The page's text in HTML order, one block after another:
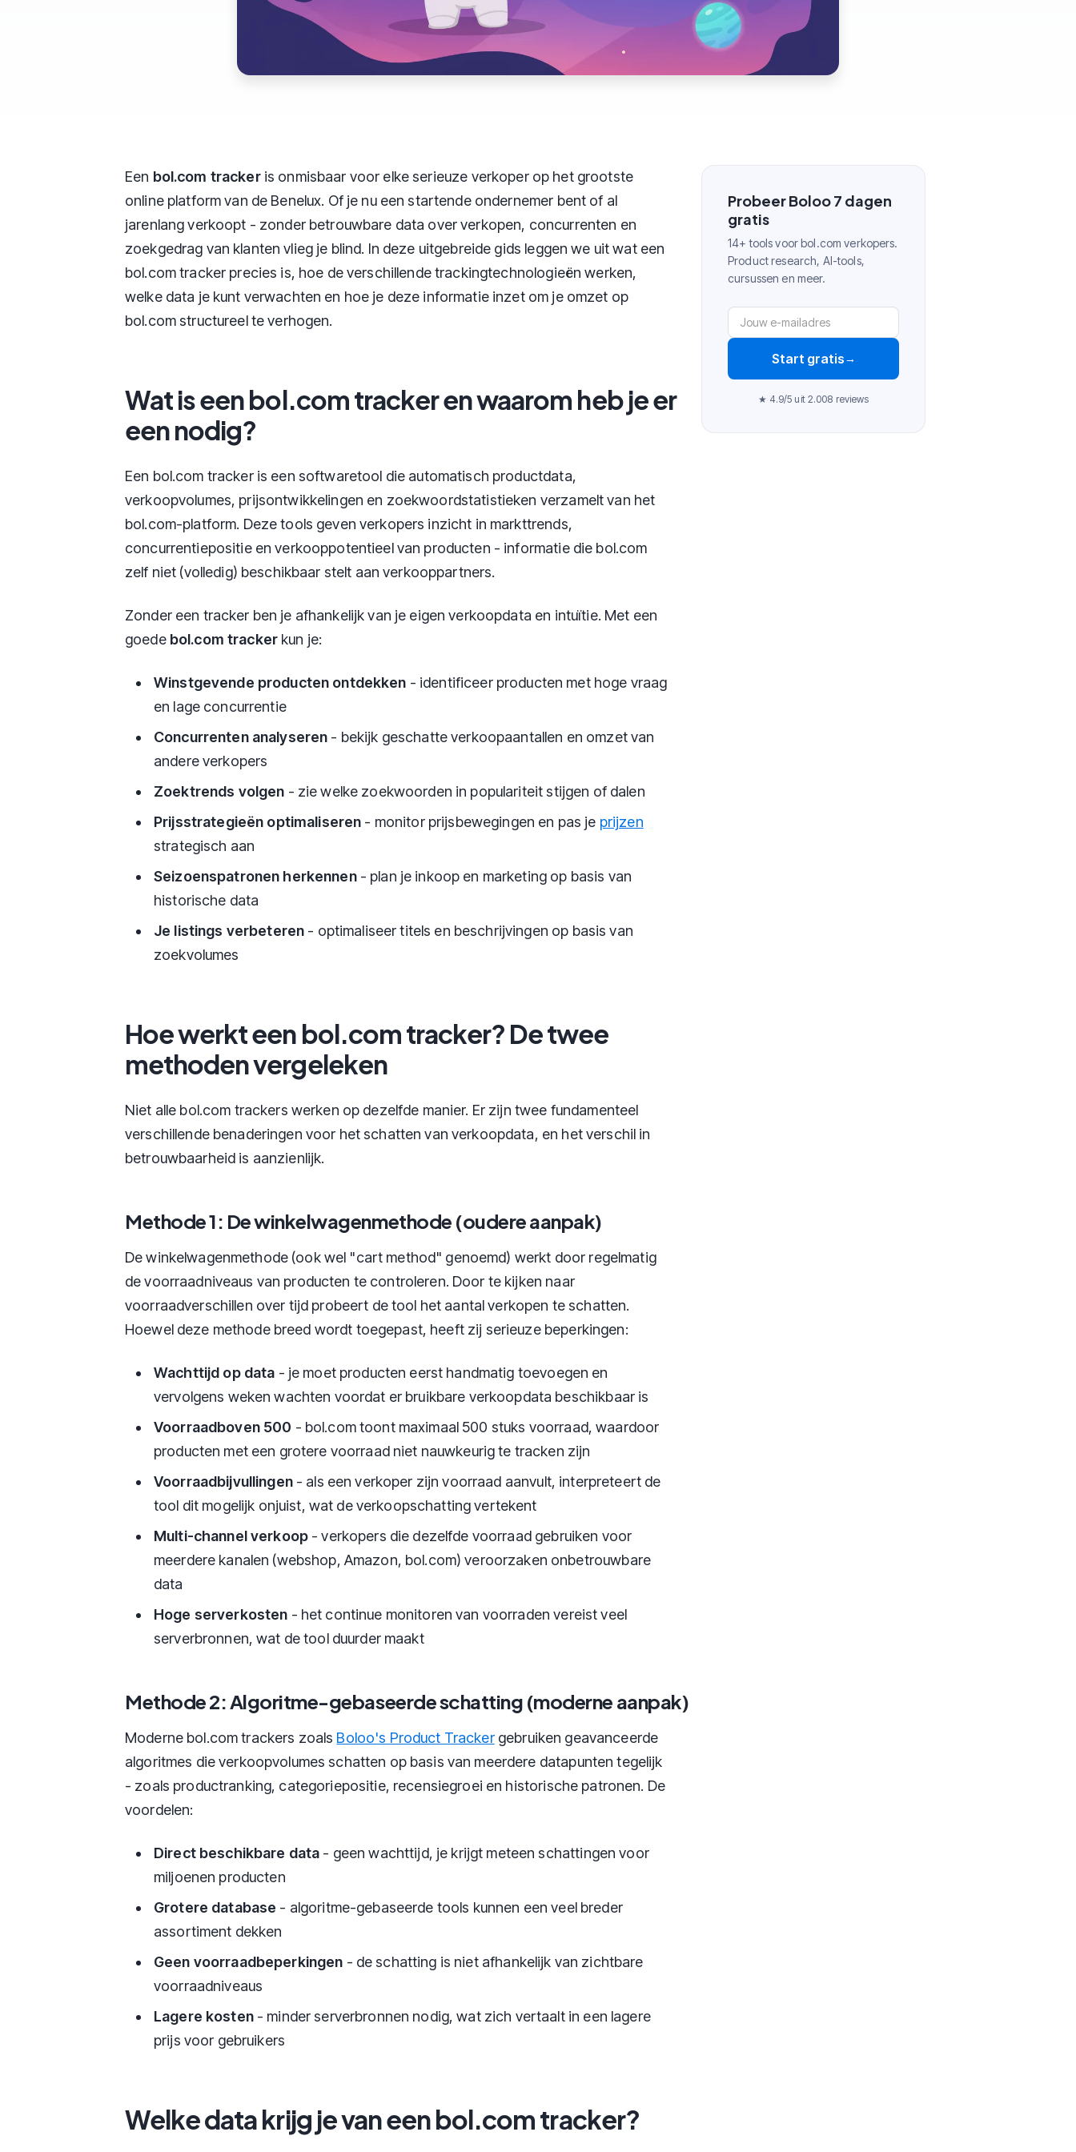
Een bol.com trackeris onmisbaar voor elke serieuze verkoper op het grootste
online platform van de Benelux. Of je nu een startende ondernemer bent of al
jarenlang verkoopt - zonder betrouwbare data over verkopen, concurrenten en
zoekgedrag van klanten vlieg je blind. In deze uitgebreide gids leggen we uit wat een
bol.com tracker precies is, hoe de verschillende trackingtechnologieën werken,
welke data je kunt verwachten en hoe je deze informatie inzet om je omzet op
bol.com structureel te verhogen.
Wat is een bol.com tracker en waarom heb je er
een nodig?
Een bol.com tracker is een softwaretool die automatisch productdata,
verkoopvolumes, prijsontwikkelingen en zoekwoordstatistieken verzamelt van het
bol.com-platform. Deze tools geven verkopers inzicht in markttrends,
concurrentiepositie en verkooppotentieel van producten - informatie die bol.com
zelf niet (volledig) beschikbaar stelt aan verkooppartners.
Zonder een tracker ben je afhankelijk van je eigen verkoopdata en intuïtie. Met een
goede bol.com tracker kun je:
Winstgevende producten ontdekken - identificeer producten met hoge vraag
en lage concurrentie
Concurrenten analyseren - bekijk geschatte verkoopaantallen en omzet van
andere verkopers
Zoektrends volgen - zie welke zoekwoorden in populariteit stijgen of dalen
Prijsstrategieën optimaliseren - monitor prijsbewegingen en pas je prijzen
strategisch aan
Seizoenspatronen herkennen- plan je inkoop en marketing op basis van
historische data
Je listings verbeteren - optimaliseer titels en beschrijvingen op basis van
zoekvolumes
Hoe werkt een bol.com tracker? De twee
methoden vergeleken
Niet alle bol.com trackers werken op dezelfde manier. Er zijn twee fundamenteel
verschillende benaderingen voor het schatten van verkoopdata, en het verschil in
betrouwbaarheid is aanzienlijk.
Methode 1: De winkelwagenmethode (oudere aanpak)
De winkelwagenmethode (ook wel "cart method" genoemd) werkt door regelmatig
de voorraadniveaus van producten te controleren. Door te kijken naar
voorraadverschillen over tijd probeert de tool het aantal verkopen te schatten.
Hoewel deze methode breed wordt toegepast, heeft zij serieuze beperkingen:
Wachttijd op data - je moet producten eerst handmatig toevoegen en
vervolgens weken wachten voordat er bruikbare verkoopdata beschikbaar is
Voorraadboven 500 - bol.com toont maximaal 500 stuks voorraad, waardoor
producten met een grotere voorraad niet nauwkeurig te tracken zijn
Voorraadbijvullingen- als een verkoper zijn voorraad aanvult, interpreteert de
tool dit mogelijk onjuist, wat de verkoopschatting vertekent
Multi-channel verkoop - verkopers die dezelfde voorraad gebruiken voor
meerdere kanalen (webshop, Amazon, bol.com) veroorzaken onbetrouwbare
data
Hoge serverkosten - het continue monitoren van voorraden vereist veel
serverbronnen, wat de tool duurder maakt
Methode 2: Algoritme-gebaseerde schatting (moderne aanpak)
Moderne bol.com trackers zoals Boloo's Product Trackergebruiken geavanceerde
algoritmes die verkoopvolumes schatten op basis van meerdere datapunten tegelijk
- zoals productranking, categoriepositie, recensiegroei en historische patronen. De
voordelen:
Direct beschikbare data - geen wachttijd, je krijgt meteen schattingen voor
miljoenen producten
Grotere database - algoritme-gebaseerde tools kunnen een veel breder
assortiment dekken
Geen voorraadbeperkingen - de schatting is niet afhankelijk van zichtbare
voorraadniveaus
Lagere kosten- minder serverbronnen nodig, wat zich vertaalt in een lagere
prijs voor gebruikers
Welke data krijg je van een bol.com tracker?
Probeer Boloo 7 dagen
gratis
14+ tools voor bol.com verkopers.
Product research, AI-tools,
cursussen en meer.
Start gratis→
★ 4.9/5 uit 2.008 reviews